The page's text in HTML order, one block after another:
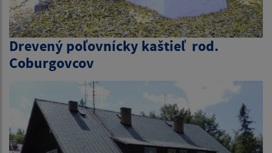
Drevený poľovnícky kaštieľ rod.
Coburgovcov